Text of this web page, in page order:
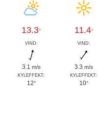
13.3°
VIND:
3.1 m/s
KYLEFFEKT:
12°
11.4°
VIND:
3.3 m/s
KYLEFFEKT:
10°